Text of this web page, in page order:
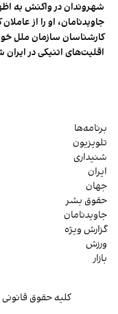
شهروندان در واکنش به
جاویدنامان، او را از
کارشناسان سازمان ملل
اقلیت‌های اتنیکی در ایران
برنامه‌ها
تلویزیون
شنیداری
ایران
جهان
حقوق بشر
جاویدنامان
گزارش ویژه
ورزش
بازار
کلیه حقوق